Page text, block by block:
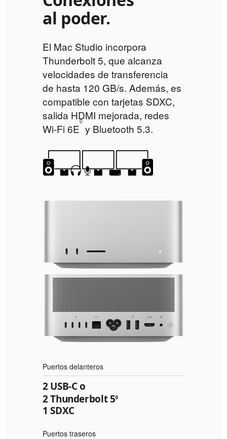
al poder.
El Mac Studio incorpora
Thunderbolt 5, que alcanza
velocidades de transferencia
de hasta 120 GB/s. Además, es
compatible con tarjetas SDXC,
salida HDMI mejorada, redes
Wi‑Fi 6E
◊
Consulta
legales.
y Bluetooth 5.3.
Puertos delanteros
2 USB-C o
2 Thunderbolt 5◊
1 SDXC
Puertos traseros